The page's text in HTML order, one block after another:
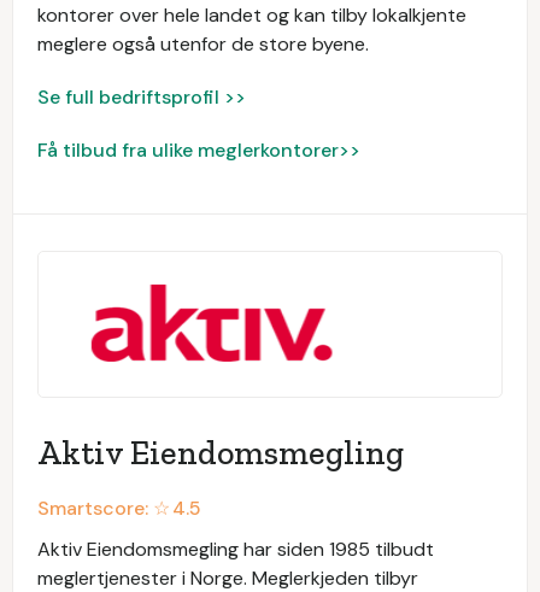
kontorer over hele landet og kan tilby lokalkjente
meglere også utenfor de store byene.
Se full bedriftsprofil >>
Få tilbud fra ulike meglerkontorer>>
Aktiv Eiendomsmegling
Smartscore: ☆4.5
Aktiv Eiendomsmegling har siden 1985 tilbudt
meglertjenester i Norge. Meglerkjeden tilbyr